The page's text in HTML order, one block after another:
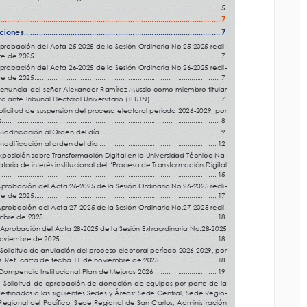
7
............................................................................................7
del Acta 25-2025 de la Sesión Ordinaria No.25-2025 reali -
2025 ................................................................................................. 7
del Acta 26-2025 de la Sesión Ordinaria No.26-2025 reali
2025
................................................................................................. 7
del señor Alexander Ramírez Mussio como miembro titular
Tribunal Electoral Universitario (TEUTN)
de suspensión del proceso electoral período 2026-2029, por
al Orden del día
...............................................................
de interés institucional del “Proceso de Transformación Digital
15
del Acta 26-2025 de la Sesión Ordinaria No.26-2025 reali -
2025 ............................................................................................... 17
del Acta 27-2025 de la Sesión Ordinaria No.27-2025 reali -
de 2025 .......................................................................................... 18
del Acta 28-2025 de la Sesión Extraordinaria No.28-2025
de 2025
de anulación del proceso electoral período 2026-2029, por
carta de fecha 11 de noviembre de 2025
Institucional Plan de Mejoras 2026
................................ 19
Solicitud de aprobación de donación de equipos por parte de la
a las siguientes Sedes y Áreas: Sede Central, Sede Regio
del Pacífico, Sede Regional de San Carlos, Administración
de Tecnologías de la Información, Programa de Integración
21
5
7
............................................................................................7
del Acta 25-2025 de la Sesión Ordinaria No.25-2025 reali -
de 2025
7
del Acta 26-2025 de la Sesión Ordinaria No.26-2025 reali -
de 2025
7
del señor Alexander Ramírez Mussio como miembro titular
Tribunal Electoral Universitario (TEUTN)
7
de suspensión del proceso electoral período 2026-2029, por
..................................................................................................................
8
Modificación al Orden del día
9
Modificación al orden del día
12
sobre Transformación Digital en la Universidad Técnica Na-
de interés institucional del “Proceso de Transformación Digital
15
del Acta 26-2025 de la Sesión Ordinaria No.26-2025 reali -
de 2025
17
del Acta 27-2025 de la Sesión Ordinaria No.27-2025 reali -
de 2025
18
Aprobación del Acta 28-2025 de la Sesión Extraordinaria No.28-2025
de 2025
18
Solicitud de anulación del proceso electoral período 2026-2029, por
Ref. carta de fecha 11 de noviembre de 2025
18
Institucional Plan de Mejoras 2026
19
Solicitud de aprobación de donación de equipos por parte de la
a las siguientes Sedes y Áreas: Sede Central, Sede Regio-
del Pacífico, Sede Regional de San Carlos, Administración